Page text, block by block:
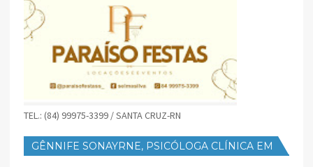
TEL.: (84) 99975-3399 / SANTA CRUZ-RN
GÊNNIFE SONAYRNE, PSICÓLOGA CLÍNICA EM